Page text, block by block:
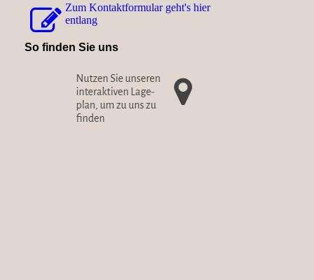
Zum Kon­takt­for­mu­lar geht's hier
entlang
So finden Sie uns